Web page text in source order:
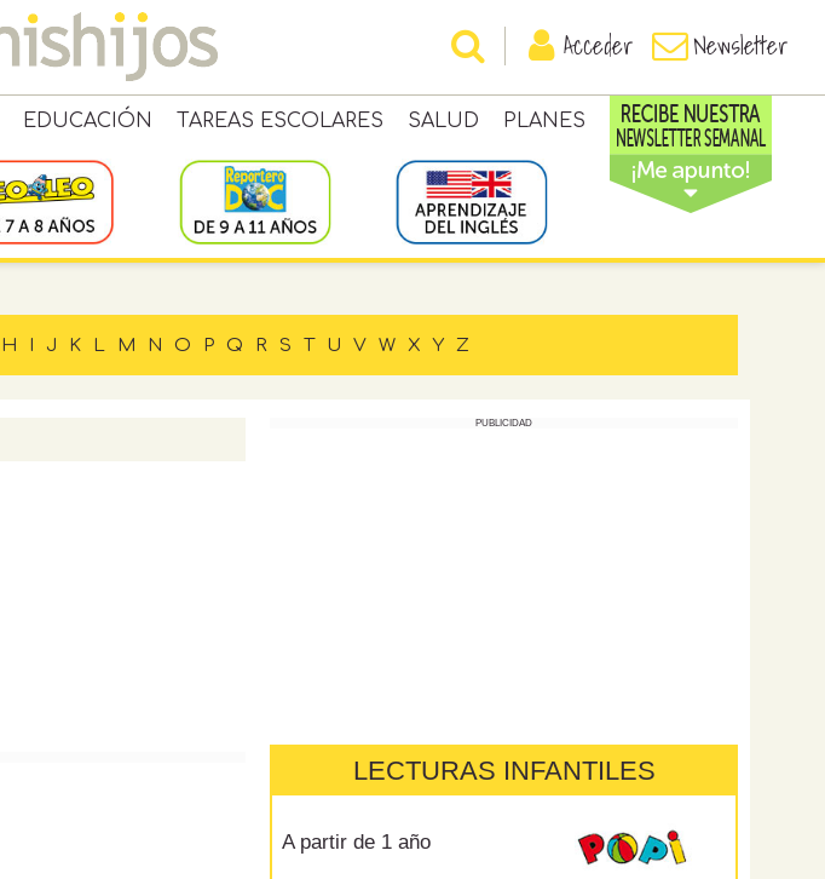
Acceder Newsletter
EDUCACIÓN TAREAS ESCOLARES SALUD PLANES
H I J K L M N O P Q R S T U V W X Y Z
PUBLICIDAD
LECTURAS INFANTILES
A partir de 1 año